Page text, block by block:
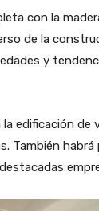
con la
de la
y
la edificación
También